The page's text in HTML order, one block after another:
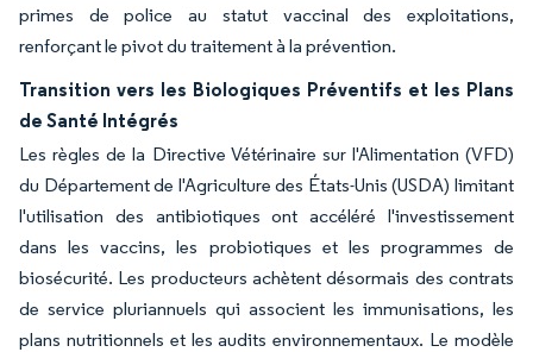
primes de police au statut vaccinal des exploitations,
renforçant le pivot du traitement à la prévention.
Transition vers les Biologiques Préventifs et les Plans
de Santé Intégrés
Les règles de la Directive Vétérinaire sur l'Alimentation (VFD)
du Département de l'Agriculture des États-Unis (USDA) limitant
l'utilisation des antibiotiques ont accéléré l'investissement
dans les vaccins, les probiotiques et les programmes de
biosécurité. Les producteurs achètent désormais des contrats
de service pluriannuels qui associent les immunisations, les
plans nutritionnels et les audits environnementaux. Le modèle